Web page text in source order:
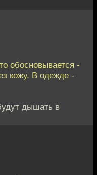
обосновывается -
кожу. В одежде -
дышать в